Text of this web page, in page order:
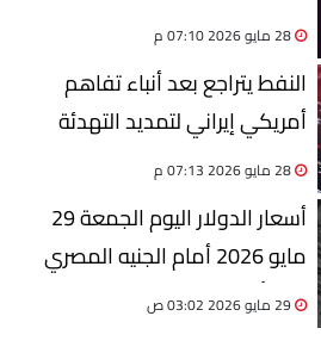
المطربين المستقلين
28 مايو 2026 07:10 م
النفط يتراجع بعد أنباء تفاهم
أمريكي إيراني لتمديد التهدئة
28 مايو 2026 07:13 م
أسعار الدولار اليوم الجمعة 29
مايو 2026 أمام الجنيه المصري
ثالث أيام عيد الأضحى
29 مايو 2026 03:02 ص